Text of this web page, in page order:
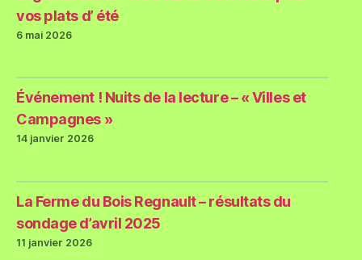
vos plats d’ été
6 mai 2026
Événement ! Nuits de la lecture – « Villes et
Campagnes »
14 janvier 2026
La Ferme du Bois Regnault – résultats du
sondage d’avril 2025
11 janvier 2026